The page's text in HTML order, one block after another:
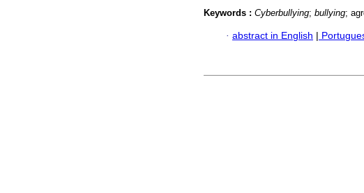
Keywords : Cyberbullying; bullying;
· abstract in English |